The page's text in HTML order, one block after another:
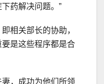
药解决问题。”
相关部长的协助，
是这些程序都是合
，成功为他们所领